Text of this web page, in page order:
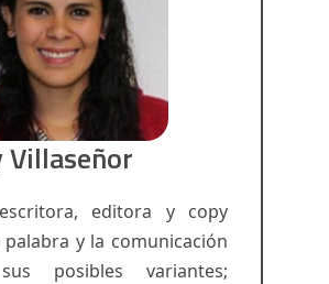
Villaseñor
editora y copy
y la comunicación
posibles variantes;